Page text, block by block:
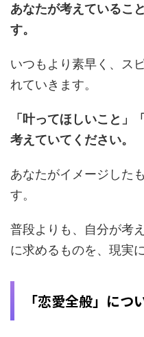
あなたが考えているこ
す。
いつもより素早く、ス
れていきます。
「叶ってほしいこと」
考えていてください。
あなたがイメージした
す。
普段よりも、自分が考
に求めるものを、現実
「恋愛全般」につ